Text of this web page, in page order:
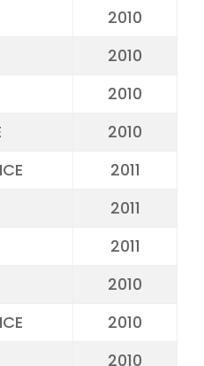
2010
2010
2010
2010
2011
2011
2011
2010
2010
2010